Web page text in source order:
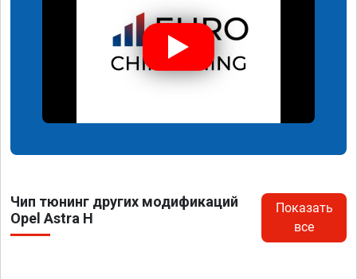
Чип тюнинг других модификаций
Opel Astra H
Показать
все